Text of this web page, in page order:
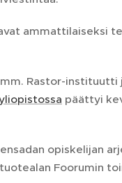
ammattilaiseksi
Rastor-instituutti
päättyi
opiskelijan
Foorumin